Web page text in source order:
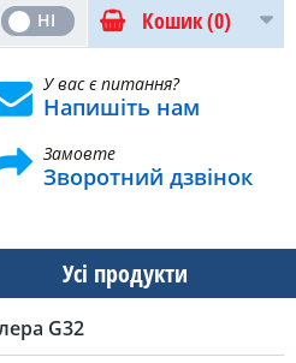
Кошик(0)
НІ
У вас є питання?
Напишіть нам
Замовте
Зворотний дзвінок
Усі продукти
G32